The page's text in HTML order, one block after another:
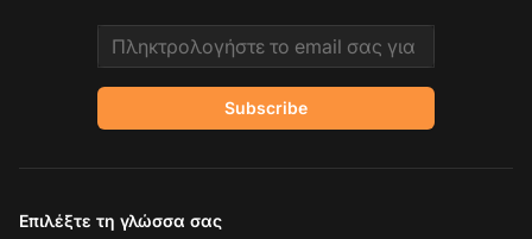
Email address
Subscribe
Επιλέξτε τη γλώσσα σας